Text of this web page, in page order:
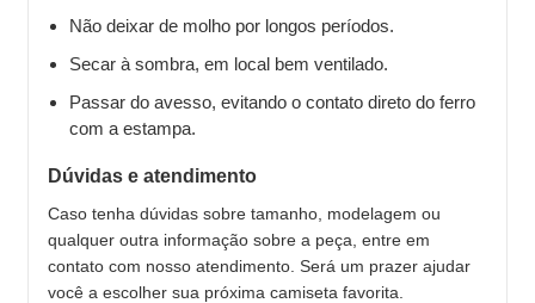
Não deixar de molho por longos períodos.
Secar à sombra, em local bem ventilado.
Passar do avesso, evitando o contato direto do ferro
com a estampa.
Dúvidas e atendimento
Caso tenha dúvidas sobre tamanho, modelagem ou
qualquer outra informação sobre a peça, entre em
contato com nosso atendimento. Será um prazer ajudar
você a escolher sua próxima camiseta favorita.